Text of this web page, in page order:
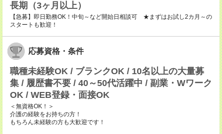
長期（3ヶ月以上）
【急募】即日勤務OK！中旬～など開始日相談可 ★まずはお試し2カ月～の
スタートも歓迎！
応募資格・条件
職種未経験OK / ブランクOK / 10名以上の大量募
集 / 履歴書不要 / 40～50代活躍中 / 副業・Wワーク
OK / WEB登録・面接OK
＜無資格OK！＞
介護の経験をお持ちの方！
もちろん未経験の方も大歓迎です！